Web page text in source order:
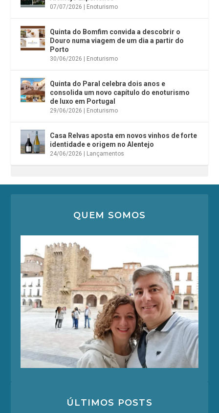
07/07/2026 Enoturismo
Quinta do Bomfim convida a descobrir o
Douro numa viagem de um dia a partir do
Porto
30/06/2026 Enoturismo
Quinta do Paral celebra dois anos e
consolida um novo capítulo do enoturismo
de luxo em Portugal
29/06/2026 Enoturismo
Casa Relvas aposta em novos vinhos de forte
identidade e origem no Alentejo
24/06/2026 Lançamentos
QUEM SOMOS
ÚLTIMOS POSTS